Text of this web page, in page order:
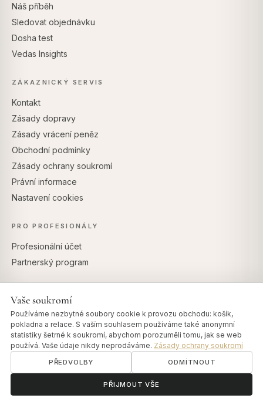
Náš příběh
Sledovat objednávku
Dosha test
Vedas Insights
ZÁKAZNICKÝ SERVIS
Kontakt
Zásady dopravy
Zásady vrácení peněz
Obchodní podmínky
Zásady ochrany soukromí
Právní informace
Nastavení cookies
PRO PROFESIONÁLY
Profesionální účet
Partnerský program
BEZPEČNÉ PLATBY
© 2026 Art of Vedas · Authentic Ayurveda d.o.o.
ॐ
Vaše soukromí
Používáme nezbytné soubory cookie k provozu obchodu: košík,
pokladna a relace. S vaším souhlasem používáme také anonymní
statistiky šetrné k soukromí, abychom porozuměli tomu, jak se web
používá. Vaše údaje nikdy neprodáváme. Zásady ochrany soukromí
PŘEDVOLBY ODMÍTNOUT
PŘIJMOUT VŠE